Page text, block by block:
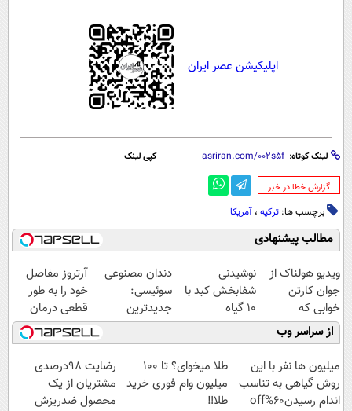
اپلیکیشن عصر ایران
لینک کوتاه: کپی لینک
‌گزارش خطا در خبر
برچسب ها: ترکیه ، آمریکا
مطالب پیشنهادی
ویدیو هولناک از
جوان کارتن
خوابی که
میلیاردر شد.
آموزش رایگان
نوشیدنی
شفابخش کبد با
10 گیاه
موثر(تخفیف تا
امشب)
دندان مصنوعی
سوئیسی:
جدیدترین
فناوری اروپا،
سبک و مقاوم |
پرداخت قسطی
آرتروز مفاصل
خود را به طور
قطعی درمان
کنید!
◗پرسش‌نامه◖
از سراسر وب
میلیون ها نفر با این
روش گیاهی به تناسب
اندام رسیدن60%off
طلا میخوای؟ تا 100
میلیون وام فوری خرید
طلا‼️
رضایت 98درصدی
مشتریان از یک
محصول ضدریزش